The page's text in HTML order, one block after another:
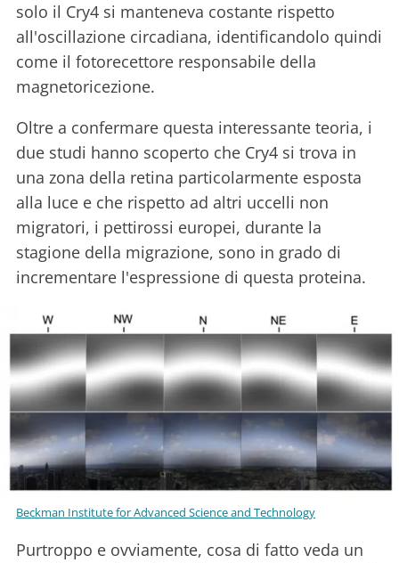
solo il Cry4 si manteneva costante rispetto
all'oscillazione circadiana, identificandolo quindi
come il fotorecettore responsabile della
magnetoricezione.
Oltre a confermare questa interessante teoria, i
due studi hanno scoperto che Cry4 si trova in
una zona della retina particolarmente esposta
alla luce e che rispetto ad altri uccelli non
migratori, i pettirossi europei, durante la
stagione della migrazione, sono in grado di
incrementare l'espressione di questa proteina.
Beckman Institute for Advanced Science and Technology
Purtroppo e ovviamente, cosa di fatto veda un